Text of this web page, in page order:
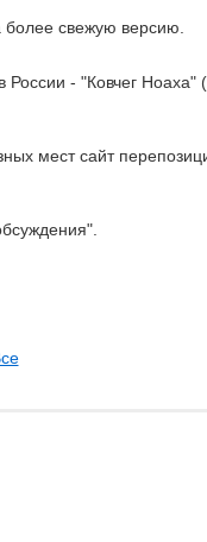
свежую версию.
- "Ковчег Ноаха"
мест сайт